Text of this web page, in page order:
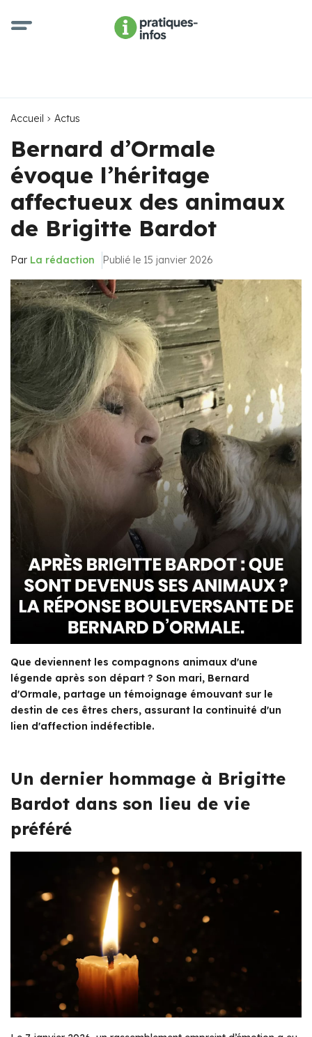
Accueil Actus
Bernard d’Ormale
évoque l’héritage
affectueux des animaux
de Brigitte Bardot
Par La rédaction Publié le 15 janvier 2026
Que deviennent les compagnons animaux d'une
légende après son départ ? Son mari, Bernard
d'Ormale, partage un témoignage émouvant sur le
destin de ces êtres chers, assurant la continuité d'un
lien d'affection indéfectible.
Un dernier hommage à Brigitte
Bardot dans son lieu de vie
préféré